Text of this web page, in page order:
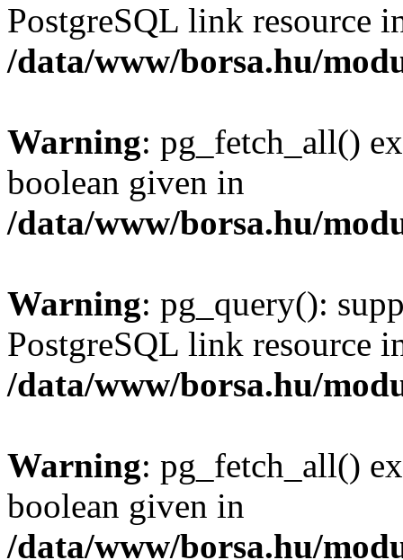
PostgreSQL link resource
/data/www/borsa.hu/
Warning: pg_fetch_all()
boolean given in
/data/www/borsa.hu/
Warning: pg_query():
PostgreSQL link resource
/data/www/borsa.hu/
Warning: pg_fetch_all()
boolean given in
/data/www/borsa.hu/